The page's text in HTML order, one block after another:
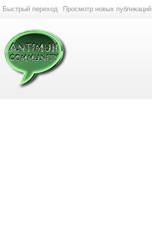
Быстрый переход Просмотр новых публикаций